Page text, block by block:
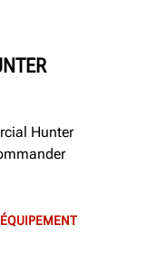
Hunter